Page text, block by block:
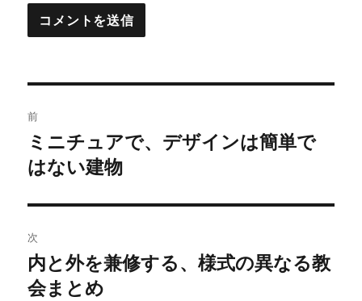
稿
ナ
ビ
ゲ
ー
前
前
の
稿:
ミニチュアで、デザインは簡単で
はない建物
次
次
の
内と外を兼修する、様式の異なる教
会まとめ